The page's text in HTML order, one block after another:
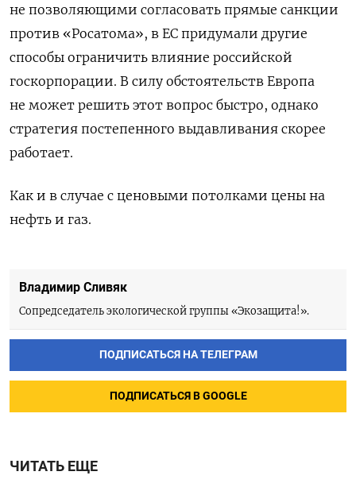
не позволяющими согласовать прямые санкции
против «Росатома», в ЕС придумали другие
способы ограничить влияние российской
госкорпорации. В силу обстоятельств Европа
не может решить этот вопрос быстро, однако
стратегия постепенного выдавливания скорее
работает.
Как и в случае с ценовыми потолками цены на
нефть и газ.
Владимир Сливяк
Сопредседатель экологической группы «Экозащита!».
ПОДПИСАТЬСЯ НА ТЕЛЕГРАМ
ПОДПИСАТЬСЯ В GOOGLE
ЧИТАТЬ ЕЩЕ